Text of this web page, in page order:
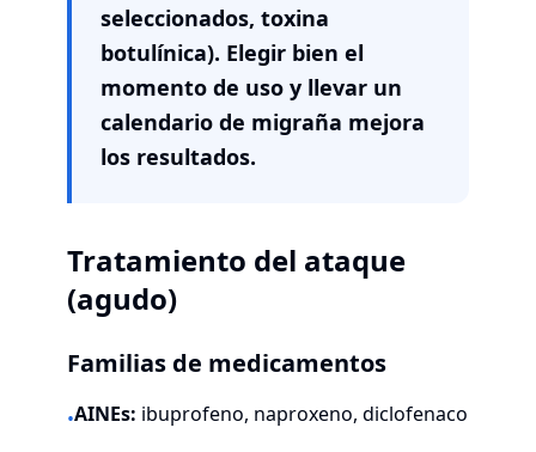
seleccionados, toxina
botulínica). Elegir bien el
momento de uso y llevar un
calendario de migraña mejora
los resultados.
Tratamiento del ataque
(agudo)
Familias de medicamentos
•AINEs: ibuprofeno, naproxeno, diclofenaco